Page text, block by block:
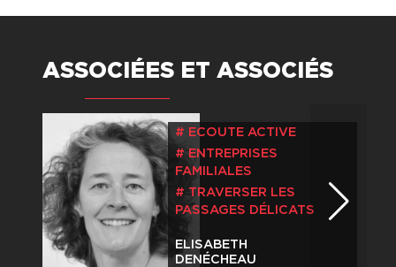
ASSOCIÉES ET ASSOCIÉS
ELISABETH
DENÉCHEAU
ECOUTE ACTIVE
ENTREPRISES
FAMILIALES
TRAVERSER LES
PASSAGES DÉLICATS